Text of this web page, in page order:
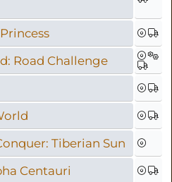
Road Challenge
Tiberian Sun
Centauri